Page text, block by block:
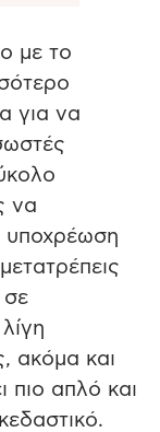
με το
για να
να
υποχρέωση
σε
ακόμα και
πιο απλό και